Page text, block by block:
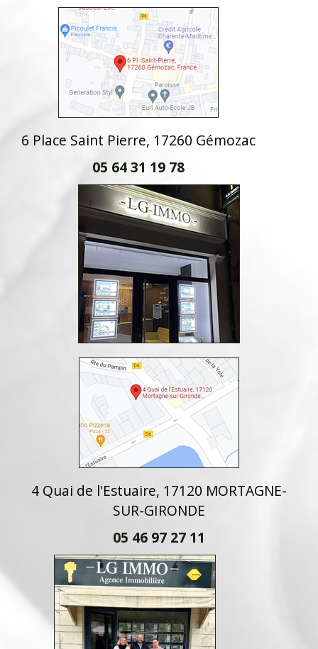
6 Place Saint Pierre, 17260 Gémozac
05 64 31 19 78
4 Quai de l'Estuaire, 17120 MORTAGNE-
SUR-GIRONDE
05 46 97 27 11